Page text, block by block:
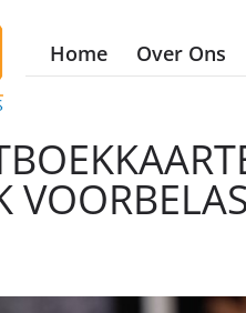
Home Over Ons